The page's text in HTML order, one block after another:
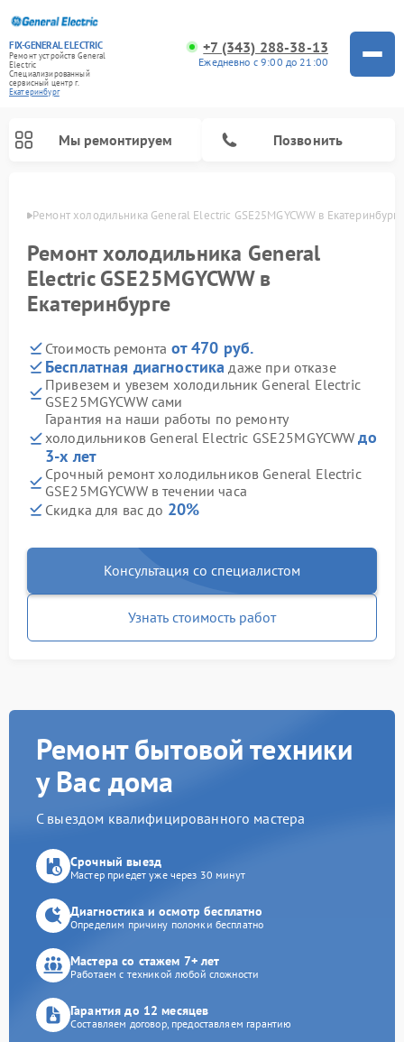
FIX-GENERAL ELECTRIC
Ремонт устройств General
Electric
Специализированный
cервисный центр г.
Екатеринбург
+7 (343) 288-38-13
Ежедневно с 9:00 до 21:00
Мы ремонтируем Позвонить
Ремонт холодильника General Electric GSE25MGYCWW в Екатеринбурге
Ремонт холодильника General
Electric GSE25MGYCWW в
Екатеринбурге
Стоимость ремонта от 470 руб.
Бесплатная диагностика даже при отказе
Привезем и увезем холодильник General Electric
GSE25MGYCWW сами
Гарантия на наши работы по ремонту
холодильников General Electric GSE25MGYCWWдо
3-х лет
Срочный ремонт холодильников General Electric
GSE25MGYCWW в течении часа
Скидка для вас до 20%
Консультация со специалистом
Узнать стоимость работ
Ремонт бытовой техники
у Вас дома
С выездом квалифицированного мастера
Срочный выезд
Мастер приедет уже через 30 минут
Диагностика и осмотр бесплатно
Определим причину поломки бесплатно
Мастера со стажем 7+ лет
Работаем с техникой любой сложности
Гарантия до 12 месяцев
Составляем договор, предоставляем гарантию